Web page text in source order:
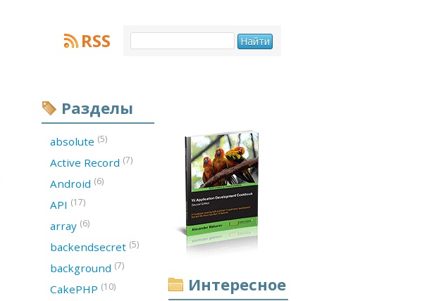
RSS
Интересное
Разделы
absolute (5)
Active Record (7)
Android (6)
API (17)
array (6)
backendsecret (5)
background (7)
CakePHP (10)